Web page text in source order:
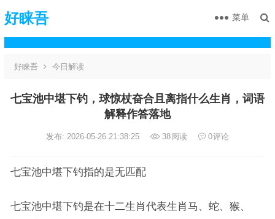
好睐吾 菜单
好睐吾 今日解读
七宝池中堪下钓，球惊杖奋合且离指什么生肖，词语
解释作答落地
发布: 2026-05-26 21:38:25 38阅读 0评论
七宝池中堪下钓指的是无匹配
七宝池中堪下钓是在十二生肖代表生肖马、蛇、猴、